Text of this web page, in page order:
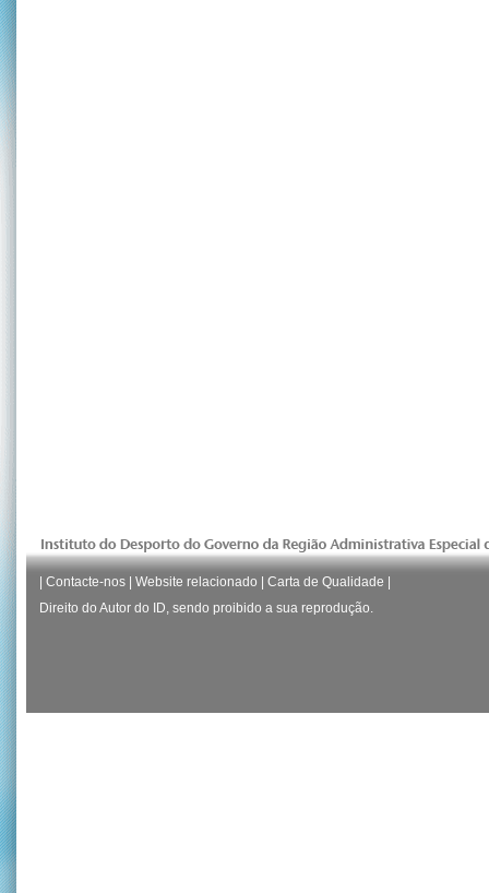
Contacte-nos Website relacionado Carta de Qualidade
Direito do Autor do ID, sendo proibido a sua reprodução.